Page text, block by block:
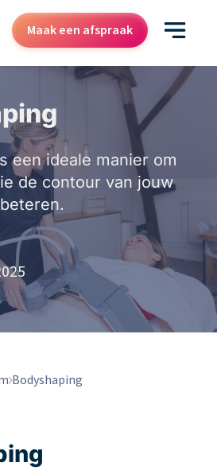
Maak een afspraak
een ideale manier om
de contour van jouw
Bodyshaping